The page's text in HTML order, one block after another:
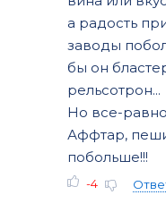
а радость
заводы
бы он
рельсотрон...
Но все-
Аффтар,
побольше!!!
-4